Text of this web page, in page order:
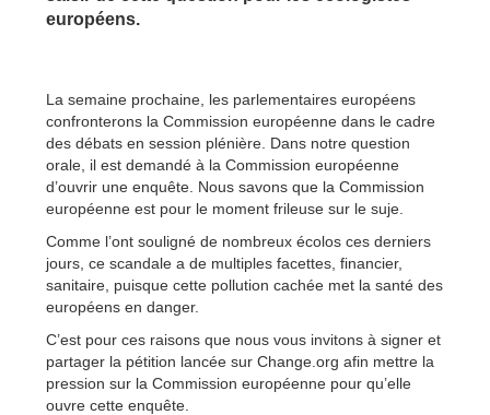
européens.
La semaine prochaine, les parlementaires européens
confronterons la Commission européenne dans le cadre
des débats en session plénière. Dans notre question
orale, il est demandé à la Commission européenne
d’ouvrir une enquête. Nous savons que la Commission
européenne est pour le moment frileuse sur le suje.
Comme l’ont souligné de nombreux écolos ces derniers
jours, ce scandale a de multiples facettes, financier,
sanitaire, puisque cette pollution cachée met la santé des
européens en danger.
C’est pour ces raisons que nous vous invitons à signer et
partager la pétition lancée sur Change.org afin mettre la
pression sur la Commission européenne pour qu’elle
ouvre cette enquête.